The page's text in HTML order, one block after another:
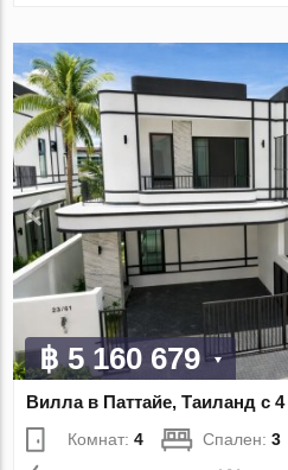
฿ 5 160 679
Вилла в Паттайе, Таиланд с
Комнат:4 Спален:3